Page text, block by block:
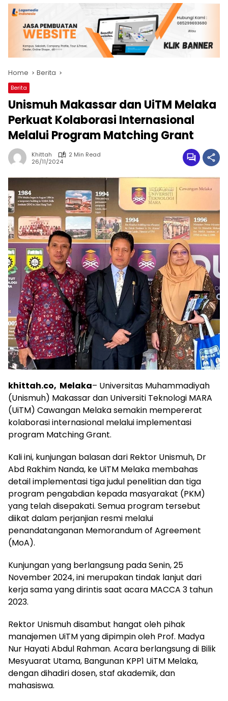
Home Berita
Berita
Unismuh Makassar dan UiTM Melaka
Perkuat Kolaborasi Internasional
Melalui Program Matching Grant
Khittah
2 Min Read
26/11/2024
khittah.co, Melaka– Universitas Muhammadiyah
(Unismuh) Makassar dan Universiti Teknologi MARA
(UiTM) Cawangan Melaka semakin mempererat
kolaborasi internasional melalui implementasi
program Matching Grant.
Kali ini, kunjungan balasan dari Rektor Unismuh, Dr
Abd Rakhim Nanda, ke UiTM Melaka membahas
detail implementasi tiga judul penelitian dan tiga
program pengabdian kepada masyarakat (PKM)
yang telah disepakati. Semua program tersebut
diikat dalam perjanjian resmi melalui
penandatanganan Memorandum of Agreement
(MoA).
Kunjungan yang berlangsung pada Senin, 25
November 2024, ini merupakan tindak lanjut dari
kerja sama yang dirintis saat acara MACCA 3 tahun
2023.
Rektor Unismuh disambut hangat oleh pihak
manajemen UiTM yang dipimpin oleh Prof. Madya
Nur Hayati Abdul Rahman. Acara berlangsung di Bilik
Mesyuarat Utama, Bangunan KPP1 UiTM Melaka,
dengan dihadiri dosen, staf akademik, dan
mahasiswa.